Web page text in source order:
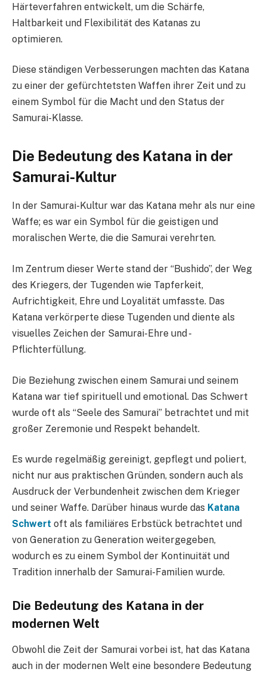
Härteverfahren entwickelt, um die Schärfe,
Haltbarkeit und Flexibilität des Katanas zu
optimieren.
Diese ständigen Verbesserungen machten das Katana
zu einer der gefürchtetsten Waffen ihrer Zeit und zu
einem Symbol für die Macht und den Status der
Samurai-Klasse.
Die Bedeutung des Katana in der
Samurai-Kultur
In der Samurai-Kultur war das Katana mehr als nur eine
Waffe; es war ein Symbol für die geistigen und
moralischen Werte, die die Samurai verehrten.
Im Zentrum dieser Werte stand der “Bushido”, der Weg
des Kriegers, der Tugenden wie Tapferkeit,
Aufrichtigkeit, Ehre und Loyalität umfasste. Das
Katana verkörperte diese Tugenden und diente als
visuelles Zeichen der Samurai-Ehre und -
Pflichterfüllung.
Die Beziehung zwischen einem Samurai und seinem
Katana war tief spirituell und emotional. Das Schwert
wurde oft als “Seele des Samurai” betrachtet und mit
großer Zeremonie und Respekt behandelt.
Es wurde regelmäßig gereinigt, gepflegt und poliert,
nicht nur aus praktischen Gründen, sondern auch als
Ausdruck der Verbundenheit zwischen dem Krieger
und seiner Waffe. Darüber hinaus wurde das Katana
Schwert oft als familiäres Erbstück betrachtet und
von Generation zu Generation weitergegeben,
wodurch es zu einem Symbol der Kontinuität und
Tradition innerhalb der Samurai-Familien wurde.
Die Bedeutung des Katana in der
modernen Welt
Obwohl die Zeit der Samurai vorbei ist, hat das Katana
auch in der modernen Welt eine besondere Bedeutung